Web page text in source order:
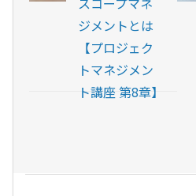
ジメントとは
【プロジェク
トマネジメン
ト講座 第8章】